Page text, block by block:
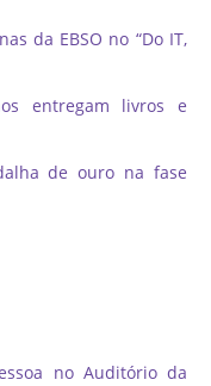
da EBSO no “Do IT,
entregam livros e
de ouro na fase
no Auditório da